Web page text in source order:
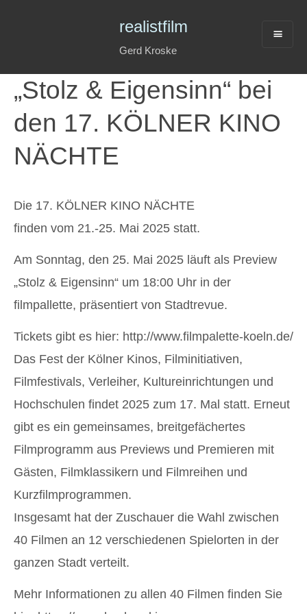
realistfilm
Gerd Kroske
„Stolz & Eigensinn“ bei
den 17. KÖLNER KINO
NÄCHTE
Die 17. KÖLNER KINO NÄCHTE
finden vom 21.-25. Mai 2025 statt.
Am Sonntag, den 25. Mai 2025 läuft als Preview
„Stolz & Eigensinn“ um 18:00 Uhr in der
filmpallette, präsentiert von Stadtrevue.
Tickets gibt es hier: http://www.filmpalette-koeln.de/
Das Fest der Kölner Kinos, Filminitiativen,
Filmfestivals, Verleiher, Kultureinrichtungen und
Hochschulen findet 2025 zum 17. Mal statt. Erneut
gibt es ein gemeinsames, breitgefächertes
Filmprogramm aus Previews und Premieren mit
Gästen, Filmklassikern und Filmreihen und
Kurzfilmprogrammen.
Insgesamt hat der Zuschauer die Wahl zwischen
40 Filmen an 12 verschiedenen Spielorten in der
ganzen Stadt verteilt.
Mehr Informationen zu allen 40 Filmen finden Sie